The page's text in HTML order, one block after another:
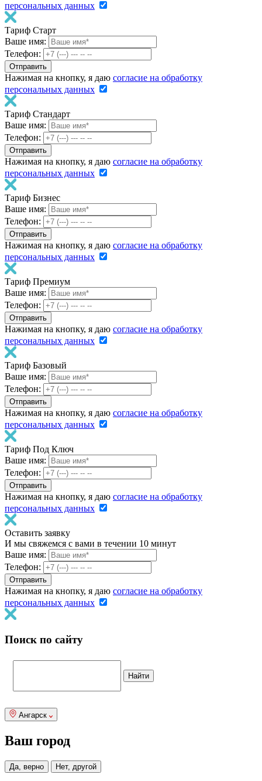
персональных данных
Тариф Старт
Ваше имя:
Телефон:
Нажимая на кнопку, я даю согласие на обработку
персональных данных
Тариф Стандарт
Ваше имя:
Телефон:
Нажимая на кнопку, я даю согласие на обработку
персональных данных
Тариф Бизнес
Ваше имя:
Телефон:
Нажимая на кнопку, я даю согласие на обработку
персональных данных
Тариф Премиум
Ваше имя:
Телефон:
Нажимая на кнопку, я даю согласие на обработку
персональных данных
Тариф Базовый
Ваше имя:
Телефон:
Нажимая на кнопку, я даю согласие на обработку
персональных данных
Тариф Под Ключ
Ваше имя:
Телефон:
Нажимая на кнопку, я даю согласие на обработку
персональных данных
Оставить заявку
И мы свяжемся с вами в течении 10 минут
Ваше имя:
Телефон:
Нажимая на кнопку, я даю согласие на обработку
персональных данных
Поиск по сайту
Ангарск
Ваш город
Да, верно Нет, другой